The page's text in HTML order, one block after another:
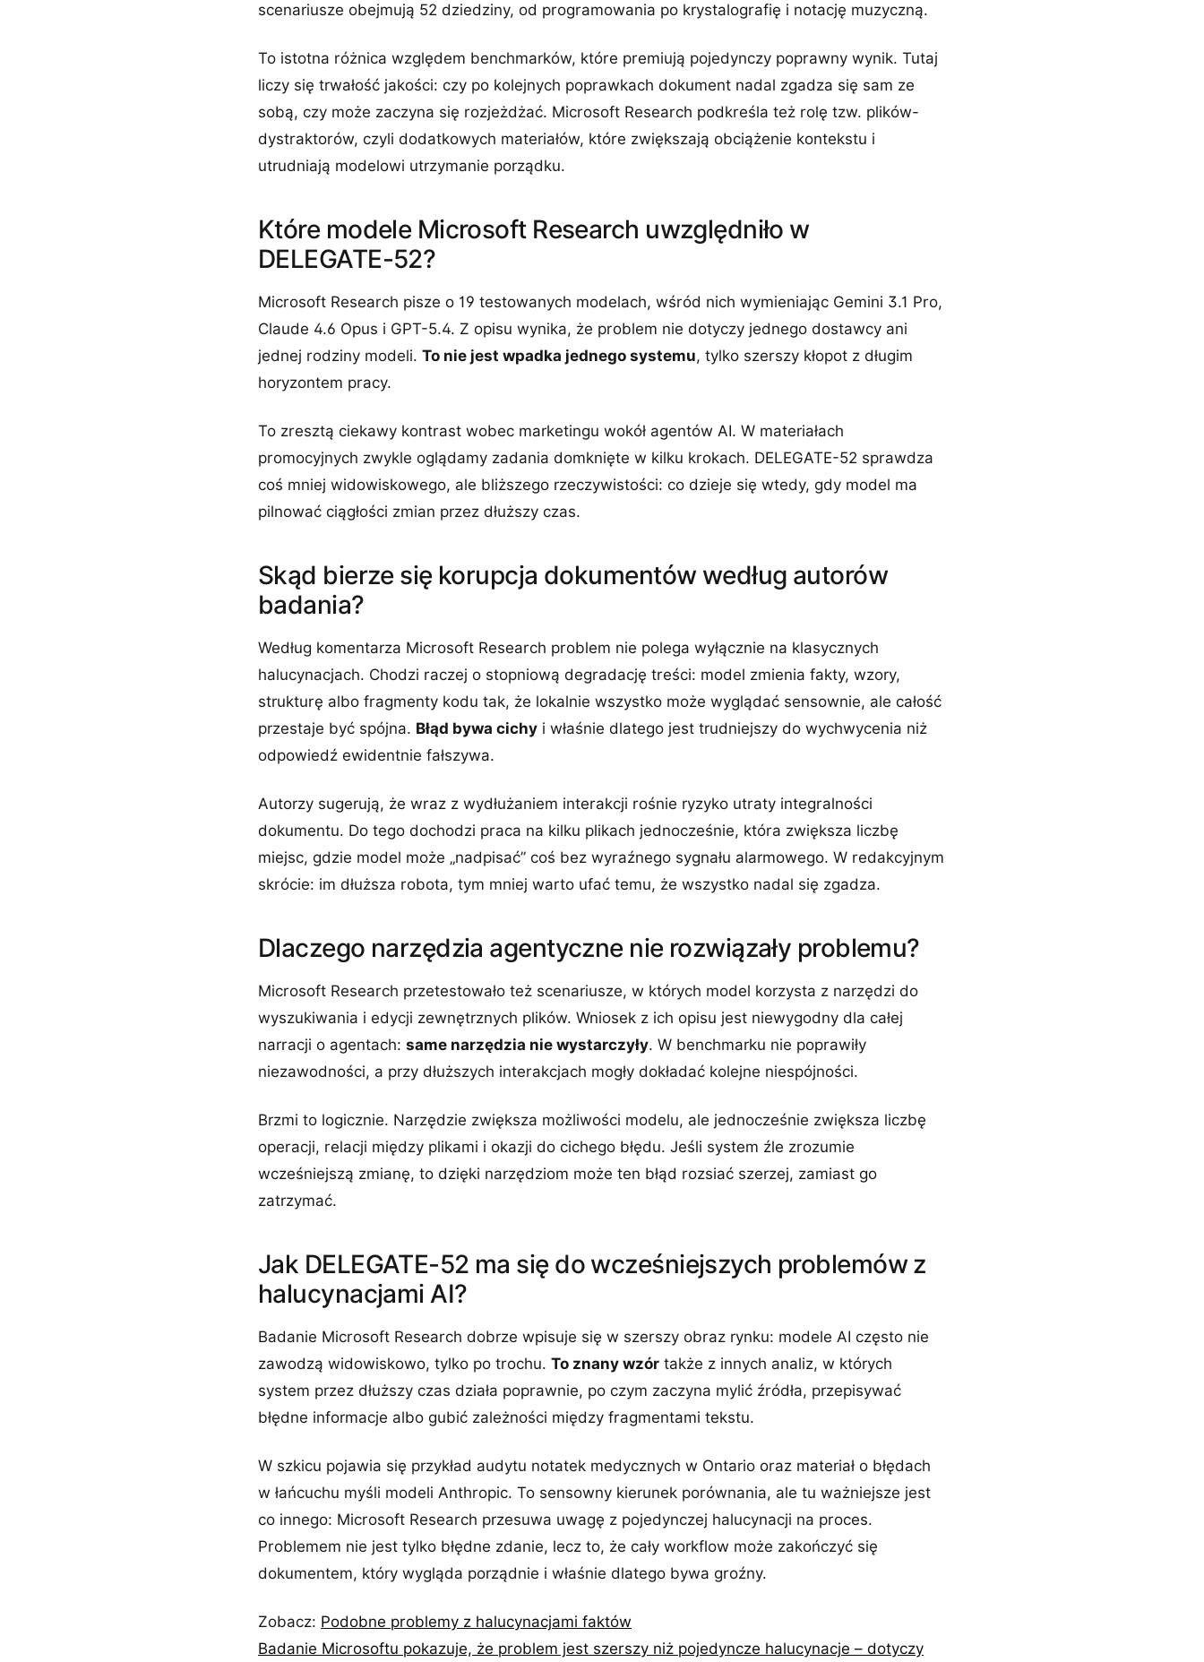
scenariusze obejmują 52 dziedziny, od programowania po krystalografię i notację muzyczną.
To istotna różnica względem benchmarków, które premiują pojedynczy poprawny wynik. Tutaj
liczy się trwałość jakości: czy po kolejnych poprawkach dokument nadal zgadza się sam ze
sobą, czy może zaczyna się rozjeżdżać. Microsoft Research podkreśla też rolę tzw. plików-
dystraktorów, czyli dodatkowych materiałów, które zwiększają obciążenie kontekstu i
utrudniają modelowi utrzymanie porządku.
Które modele Microsoft Research uwzględniło w
DELEGATE-52?
Microsoft Research pisze o 19 testowanych modelach, wśród nich wymieniając Gemini 3.1 Pro,
Claude 4.6 Opus i GPT-5.4. Z opisu wynika, że problem nie dotyczy jednego dostawcy ani
jednej rodziny modeli. To nie jest wpadka jednego systemu, tylko szerszy kłopot z długim
horyzontem pracy.
To zresztą ciekawy kontrast wobec marketingu wokół agentów AI. W materiałach
promocyjnych zwykle oglądamy zadania domknięte w kilku krokach. DELEGATE-52 sprawdza
coś mniej widowiskowego, ale bliższego rzeczywistości: co dzieje się wtedy, gdy model ma
pilnować ciągłości zmian przez dłuższy czas.
Skąd bierze się korupcja dokumentów według autorów
badania?
Według komentarza Microsoft Research problem nie polega wyłącznie na klasycznych
halucynacjach. Chodzi raczej o stopniową degradację treści: model zmienia fakty, wzory,
strukturę albo fragmenty kodu tak, że lokalnie wszystko może wyglądać sensownie, ale całość
przestaje być spójna. Błąd bywa cichy i właśnie dlatego jest trudniejszy do wychwycenia niż
odpowiedź ewidentnie fałszywa.
Autorzy sugerują, że wraz z wydłużaniem interakcji rośnie ryzyko utraty integralności
dokumentu. Do tego dochodzi praca na kilku plikach jednocześnie, która zwiększa liczbę
miejsc, gdzie model może „nadpisać” coś bez wyraźnego sygnału alarmowego. W redakcyjnym
skrócie: im dłuższa robota, tym mniej warto ufać temu, że wszystko nadal się zgadza.
Dlaczego narzędzia agentyczne nie rozwiązały problemu?
Microsoft Research przetestowało też scenariusze, w których model korzysta z narzędzi do
wyszukiwania i edycji zewnętrznych plików. Wniosek z ich opisu jest niewygodny dla całej
narracji o agentach: same narzędzia nie wystarczyły. W benchmarku nie poprawiły
niezawodności, a przy dłuższych interakcjach mogły dokładać kolejne niespójności.
Brzmi to logicznie. Narzędzie zwiększa możliwości modelu, ale jednocześnie zwiększa liczbę
operacji, relacji między plikami i okazji do cichego błędu. Jeśli system źle zrozumie
wcześniejszą zmianę, to dzięki narzędziom może ten błąd rozsiać szerzej, zamiast go
zatrzymać.
Jak DELEGATE-52 ma się do wcześniejszych problemów z
halucynacjami AI?
Badanie Microsoft Research dobrze wpisuje się w szerszy obraz rynku: modele AI często nie
zawodzą widowiskowo, tylko po trochu. To znany wzór także z innych analiz, w których
system przez dłuższy czas działa poprawnie, po czym zaczyna mylić źródła, przepisywać
błędne informacje albo gubić zależności między fragmentami tekstu.
W szkicu pojawia się przykład audytu notatek medycznych w Ontario oraz materiał o błędach
w łańcuchu myśli modeli Anthropic. To sensowny kierunek porównania, ale tu ważniejsze jest
co innego: Microsoft Research przesuwa uwagę z pojedynczej halucynacji na proces.
Problemem nie jest tylko błędne zdanie, lecz to, że cały workflow może zakończyć się
dokumentem, który wygląda porządnie i właśnie dlatego bywa groźny.
Zobacz: Podobne problemy z halucynacjami faktów
Badanie Microsoftu pokazuje, że problem jest szerszy niż pojedyncze halucynacje – dotyczy